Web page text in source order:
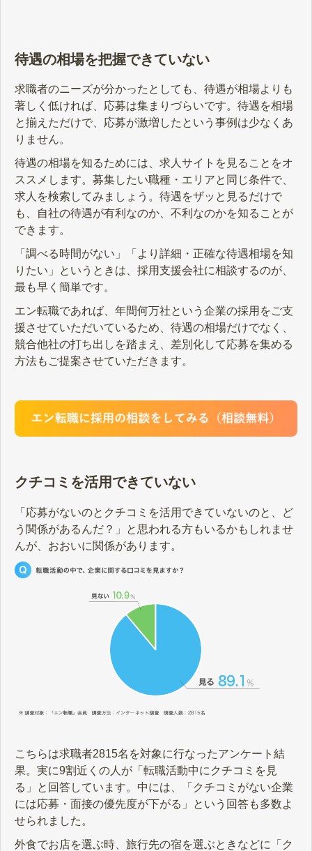
待遇の相場を把握できていない
求職者のニーズが分かったとしても、待遇が相場よりも
著しく低ければ、応募は集まりづらいです。待遇を相場
と揃えただけで、応募が激増したという事例は少なくあ
りません。
待遇の相場を知るためには、求人サイトを見ることをオ
ススメします。募集したい職種・エリアと同じ条件で、
求人を検索してみましょう。待遇をザッと見るだけで
も、自社の待遇が有利なのか、不利なのかを知ることが
できます。
「調べる時間がない」「より詳細・正確な待遇相場を知
りたい」というときは、採用支援会社に相談するのが、
最も早く簡単です。
エン転職であれば、年間何万社という企業の採用をご支
援させていただいているため、待遇の相場だけでなく、
競合他社の打ち出しを踏まえ、差別化して応募を集める
方法もご提案させていただきます。
クチコミを活用できていない
「応募がないのとクチコミを活用できていないのと、ど
う関係があるんだ？」と思われる方もいるかもしれませ
んが、おおいに関係があります。
こちらは求職者2815名を対象に行なったアンケート結
果。実に9割近くの人が「転職活動中にクチコミを見
る」と回答しています。中には、「クチコミがない企業
には応募・面接の優先度が下がる」という回答も多数よ
せられました。
外食でお店を選ぶ時、旅行先の宿を選ぶときなどに「ク